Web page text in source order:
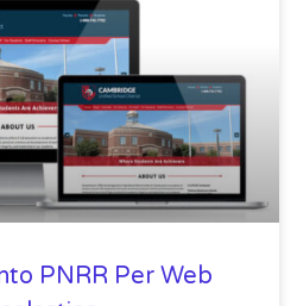
PNRR Per Web